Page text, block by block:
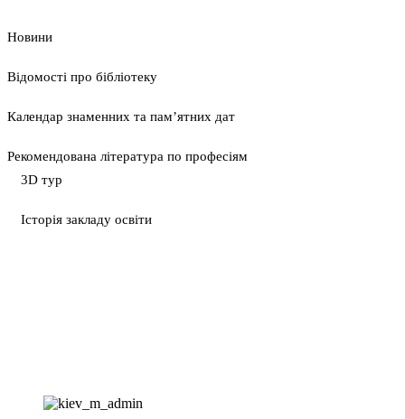
Новини
Відомості про бібліотеку
Календар знаменних та пам’ятних дат
Рекомендована література по професіям
3D тур
Історія закладу освіти